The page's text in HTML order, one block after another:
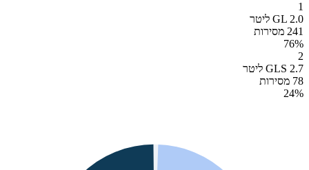
1
GL 2.0 ליטר
241 מסירות
76%
2
GLS 2.7 ליטר
78 מסירות
24%